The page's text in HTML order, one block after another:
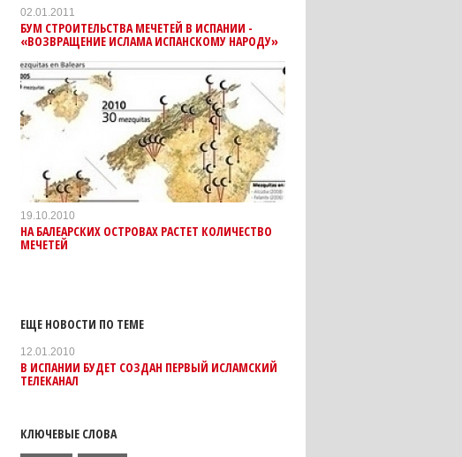
02.01.2011
БУМ СТРОИТЕЛЬСТВА МЕЧЕТЕЙ В ИСПАНИИ -
«ВОЗВРАЩЕНИЕ ИСЛАМА ИСПАНСКОМУ НАРОДУ»
19.10.2010
НА БАЛЕАРСКИХ ОСТРОВАХ РАСТЕТ КОЛИЧЕСТВО
МЕЧЕТЕЙ
ЕЩЕ НОВОСТИ ПО ТЕМЕ
12.01.2010
В ИСПАНИИ БУДЕТ СОЗДАН ПЕРВЫЙ ИСЛАМСКИЙ
ТЕЛЕКАНАЛ
КЛЮЧЕВЫЕ СЛОВА